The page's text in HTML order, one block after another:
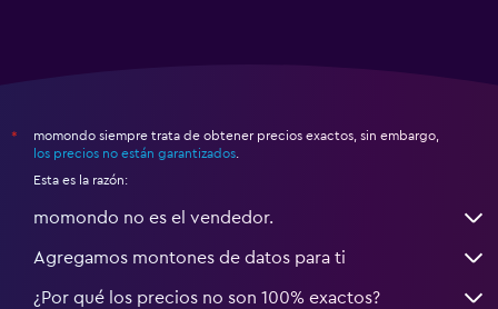
*
momondo siempre trata de obtener precios exactos, sin embargo,
los precios no están garantizados
Esta es la razón:
momondo no es el vendedor.
Agregamos montones de datos para ti
¿Por qué los precios no son 100% exactos?